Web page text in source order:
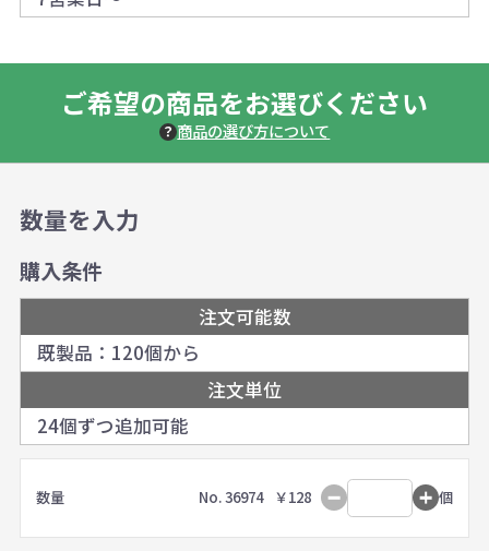
ご希望の商品をお選びください
商品の選び方について
数量を入力
購入条件
注文可能数
既製品：120個から
注文単位
24個ずつ追加可能
数量 No. 36974 ￥128 個